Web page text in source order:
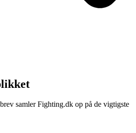
samler Fighting.dk op på de vigtigste